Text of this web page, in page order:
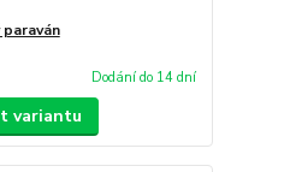
Dodání do 14 dní
variantu